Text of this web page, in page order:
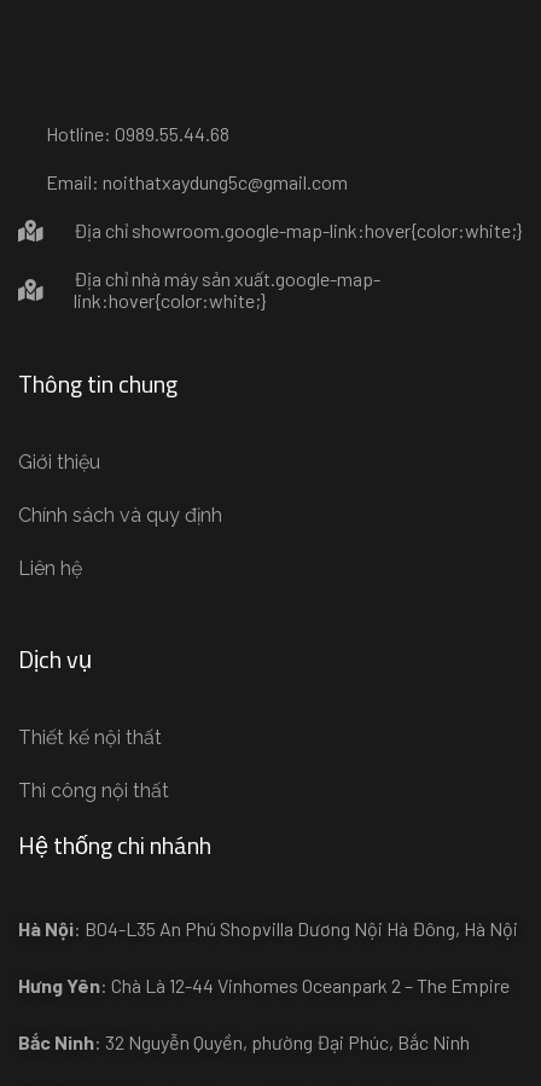
Hotline: 0989.55.44.68
Email: noithatxaydung5c@gmail.com
Địa chỉ showroom.google-map-link:hover{color:white;}
Địa chỉ nhà máy sản xuất.google-map-
link:hover{color:white;}
Thông tin chung
Giới thiệu
Chính sách và quy định
Liên hệ
Dịch vụ
Thiết kế nội thất
Thi công nội thất
Hệ thống chi nhánh
Hà Nội: B04-L35 An Phú Shopvilla Dương Nội Hà Đông, Hà Nội
Hưng Yên: Chà Là 12-44 Vinhomes Oceanpark 2 – The Empire
Bắc Ninh: 32 Nguyễn Quyền, phường Đại Phúc, Bắc Ninh